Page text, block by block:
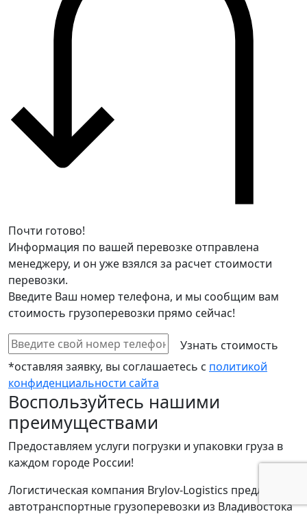
Почти готово!
Информация по вашей перевозке отправлена
менеджеру, и он уже взялся за расчет стоимости
перевозки.
Введите Ваш номер телефона, и мы сообщим вам
стоимость грузоперевозки прямо сейчас!
*оставляя заявку, вы соглашаетесь с политикой
конфиденциальности сайта
Воспользуйтесь нашими
преимуществами
Предоставляем услуги погрузки и упаковки груза в
каждом городе России!
Логистическая компания Brylov-Logistics предлагает
автотранспортные грузоперевозки из Владивостока